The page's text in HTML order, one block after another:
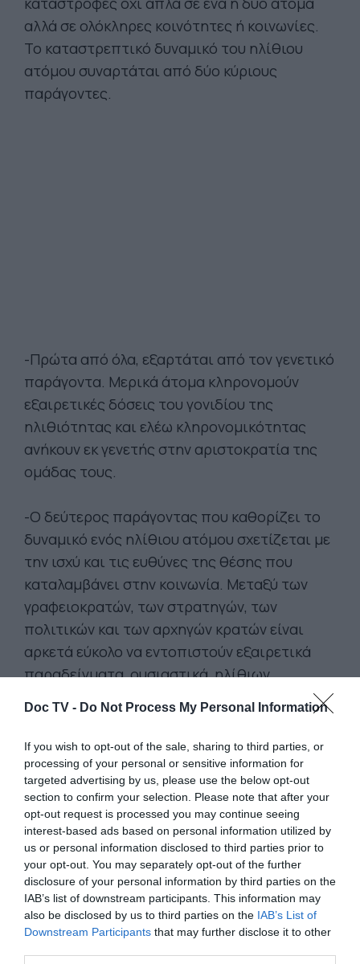
Doc TV - Do Not Process My Personal Information
If you wish to opt-out of the sale, sharing to third parties, or
processing of your personal or sensitive information for
targeted advertising by us, please use the below opt-out
section to confirm your selection. Please note that after your
opt-out request is processed you may continue seeing
interest-based ads based on personal information utilized by
us or personal information disclosed to third parties prior to
your opt-out. You may separately opt-out of the further
disclosure of your personal information by third parties on the
IAB’s list of downstream participants. This information may
also be disclosed by us to third parties on the IAB’s List of
Downstream Participants that may further disclose it to other
αλλά σε ολόκληρες κοινότητες ή κοινωνίες.
Το καταστρεπτικό δυναμικό του ηλίθιου
ατόμου συναρτάται από δύο κύριους
παράγοντες.
-Πρώτα από όλα, εξαρτάται από τον γενετικό
παράγοντα. Μερικά άτομα κληρονομούν
εξαιρετικές δόσεις του γονιδίου της
ηλιθιότητας και ελέω κληρονομικότητας
ανήκουν εκ γενετής στην αριστοκρατία της
ομάδας τους.
-Ο δεύτερος παράγοντας που καθορίζει το
δυναμικό ενός ηλίθιου ατόμου σχετίζεται με
την ισχύ και τις ευθύνες της θέσης που
καταλαμβάνει στην κοινωνία. Μεταξύ των
γραφειοκρατών, των στρατηγών, των
πολιτικών και των αρχηγών κρατών είναι
αρκετά εύκολο να εντοπιστούν εξαιρετικά
παραδείγματα, ουσιαστικά, ηλίθιων
δυνατότητα είχε (ή έχει) αυξηθεί
τρομακτικά λόγω της θέσης εξουσίας που
κατείχαν (ή κατέχουν). Δεν θα πρέπει εδώ να
παραβλέψουμε και τους θρησκευτικούς
αξιωματούχους.
Το ερώτημα, που συχνά εγείρουν οι
λογικοί άνθρωποι, είναι πώς και γιατί τα
ηλίθια άτομα καταφέρνουν να καταλάβουν
υπεύθυνες θέσεις εξουσίας.Η τάξη και οι
κάστες ήταν οι κοινωνικές ρυθμίσεις που